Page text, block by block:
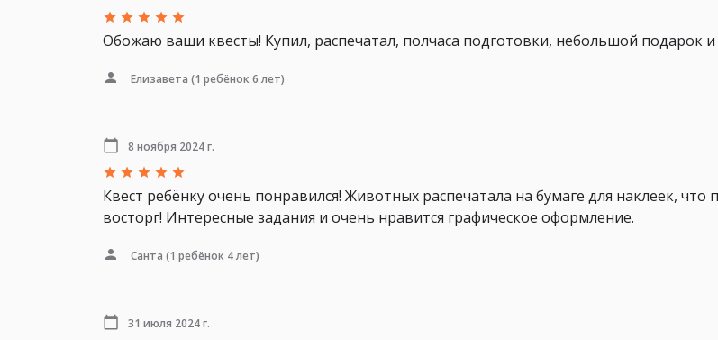
Обожаю ваши квесты! Купил, распечатал, полчаса подготовки, небольшой подарок и
Елизавета (1 ребёнок 6 лет)
8 ноября 2024 г.
Квест ребёнку очень понравился! Животных распечатала на бумаге для наклеек,
восторг! Интересные задания и очень нравится графическое оформление.
Санта (1 ребёнок 4 лет)
31 июля 2024 г.